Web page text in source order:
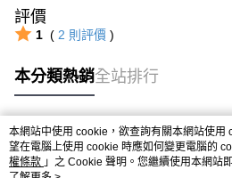
評價
1 ( 2 則評價 )
本分類熱銷全站排行
熱門標籤
本網站中使用 cookie，欲查詢有關本網站使用
望在電腦上使用 cookie 時應如何變更電腦的
權條款 」之 Cookie 聲明。您繼續使用本網站